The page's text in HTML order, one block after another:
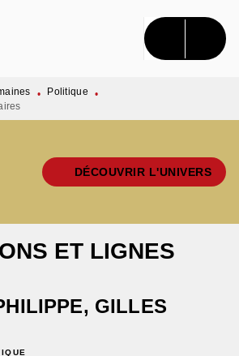
CONTENU
• Politique
•
DÉCOUVRIR L'UNIVERS
ET LIGNES
, GILLES